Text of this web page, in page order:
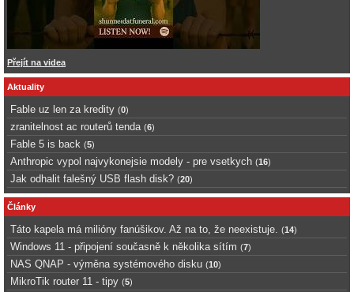
Přejít na videa
Aktuality
Fable uz len za kredity (0)
zranitelnost ac routerů tenda (6)
Fable 5 is back (5)
Anthropic vypol najvykonejsie modely - pre vsetkych (16)
Jak odhalit falešný USB flash disk? (20)
Články
Táto kapela má milióny fanúšikov. Až na to, že neexistuje. (14)
Windows 11 - připojení současně k několika sítím (7)
NAS QNAP - výměna systémového disku (10)
MikroTik router 11 - tipy (5)